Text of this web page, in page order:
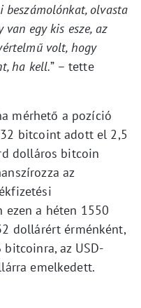
olvasta
egy kis esze, az
volt, hogy
ha kell.” – tette
mérhető a pozíció
32 bitcoint adott el 2,5
dolláros bitcoin
az
ezen a héten 1550
dollárért érménként,
az USD-
emelkedett.